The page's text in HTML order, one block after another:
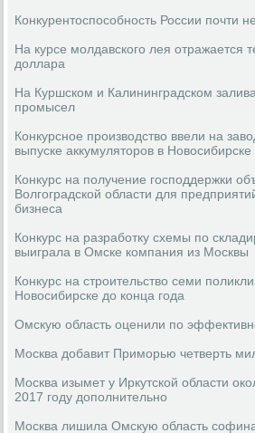
Конкурентоспособность России почти
На курсе молдавского лея отражается
доллара
На Куршском и Калининградском
промысел
Конкурсное производство ввели на
выпуске аккумуляторов в Новосибирске
Конкурс на получение господдержки
Волгоградской области для
бизнеса
Конкурс на разработку схемы по
выиграла в Омске компания из Москвы
Конкурс на строительство семи
Новосибирске до конца года
Омскую область оценили по
Москва добавит Приморью четверть
Москва изымет у Иркутской области
2017 году дополнительно
Москва лишила Омскую область